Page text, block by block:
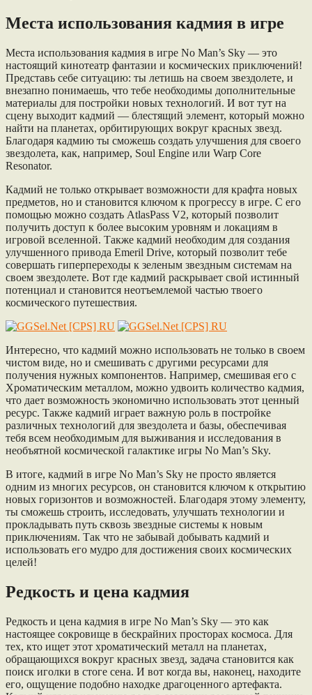
Места использования кадмия в игре
Места использования кадмия в игре No Man’s Sky — это
настоящий кинотеатр фантазии и космических приключений!
Представь себе ситуацию: ты летишь на своем звездолете, и
внезапно понимаешь, что тебе необходимы дополнительные
материалы для постройки новых технологий. И вот тут на
сцену выходит кадмий — блестящий элемент, который можно
найти на планетах, орбитирующих вокруг красных звезд.
Благодаря кадмию ты сможешь создать улучшения для своего
звездолета, как, например, Soul Engine или Warp Core
Resonator.
Кадмий не только открывает возможности для крафта новых
предметов, но и становится ключом к прогрессу в игре. С его
помощью можно создать AtlasPass V2, который позволит
получить доступ к более высоким уровням и локациям в
игровой вселенной. Также кадмий необходим для создания
улучшенного привода Emeril Drive, который позволит тебе
совершать гиперпереходы к зеленым звездным системам на
своем звездолете. Вот где кадмий раскрывает свой истинный
потенциал и становится неотъемлемой частью твоего
космического путешествия.
Интересно, что кадмий можно использовать не только в своем
чистом виде, но и смешивать с другими ресурсами для
получения нужных компонентов. Например, смешивая его с
Хроматическим металлом, можно удвоить количество кадмия,
что дает возможность экономично использовать этот ценный
ресурс. Также кадмий играет важную роль в постройке
различных технологий для звездолета и базы, обеспечивая
тебя всем необходимым для выживания и исследования в
необъятной космической галактике игры No Man’s Sky.
В итоге, кадмий в игре No Man’s Sky не просто является
одним из многих ресурсов, он становится ключом к открытию
новых горизонтов и возможностей. Благодаря этому элементу,
ты сможешь строить, исследовать, улучшать технологии и
прокладывать путь сквозь звездные системы к новым
приключениям. Так что не забывай добывать кадмий и
использовать его мудро для достижения своих космических
целей!
Редкость и цена кадмия
Редкость и цена кадмия в игре No Man’s Sky — это как
настоящее сокровище в бескрайних просторах космоса. Для
тех, кто ищет этот хроматический металл на планетах,
обращающихся вокруг красных звезд, задача становится как
поиск иголки в стоге сена. И вот когда вы, наконец, находите
его, ощущение подобно находке драгоценного артефакта.